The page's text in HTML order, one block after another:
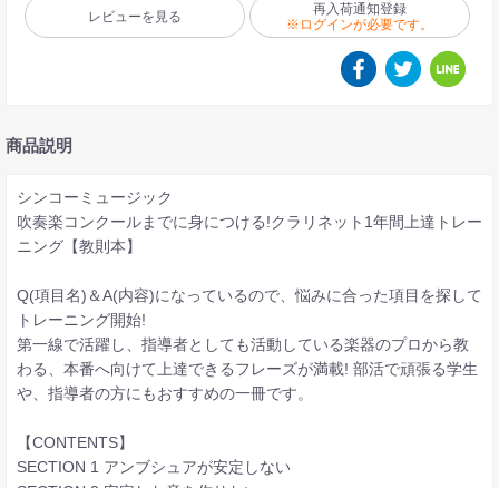
レビューを見る
再入荷通知登録
※ログインが必要です。
商品説明
シンコーミュージック
吹奏楽コンクールまでに身につける!クラリネット1年間上達トレー
ニング【教則本】
Q(項目名)＆A(内容)になっているので、悩みに合った項目を探して
トレーニング開始!
第一線で活躍し、指導者としても活動している楽器のプロから教
わる、本番へ向けて上達できるフレーズが満載! 部活で頑張る学生
や、指導者の方にもおすすめの一冊です。
【CONTENTS】
SECTION 1 アンブシュアが安定しない